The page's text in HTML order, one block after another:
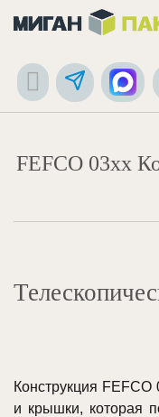
FEFCO 03xx
Конструкция FEFCO
и крышки, которая